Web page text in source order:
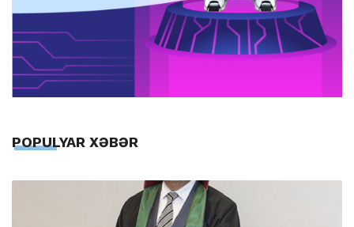
POPULYAR XƏBƏR